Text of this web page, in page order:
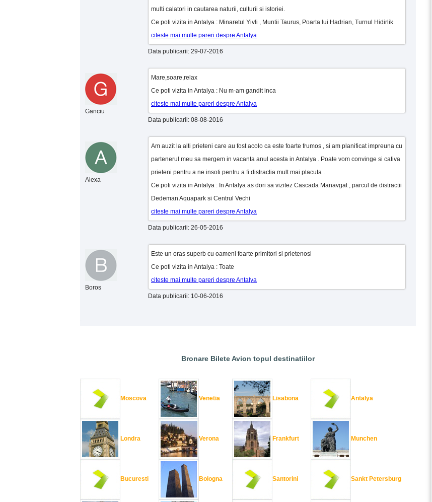
multi calatori in cautarea naturii, culturii si istoriei.
Ce poti vizita in Antalya : Minaretul Yivli , Muntii Taurus, Poarta lui Hadrian, Turnul Hidirlik
citeste mai multe pareri despre Antalya
Data publicarii: 29-07-2016
Ganciu
Mare,soare,relax
Ce poti vizita in Antalya : Nu m-am gandit inca
citeste mai multe pareri despre Antalya
Data publicarii: 08-08-2016
Alexa
Am auzit la alti prieteni care au fost acolo ca este foarte frumos , si am planificat impreuna cu
partenerul meu sa mergem in vacanta anul acesta in Antalya . Poate vom convinge si cativa
prieteni pentru a ne insoti pentru a fi distractia mult mai placuta .
Ce poti vizita in Antalya : In Antalya as dori sa vizitez Cascada Manavgat , parcul de distractii
Dedeman Aquapark si Centrul Vechi
citeste mai multe pareri despre Antalya
Data publicarii: 26-05-2016
Boros
Este un oras superb cu oameni foarte primitori si prietenosi
Ce poti vizita in Antalya : Toate
citeste mai multe pareri despre Antalya
Data publicarii: 10-06-2016
.
Bronare Bilete Avion topul destinatiilor
Moscova
Londra
Bucuresti
Venetia
Verona
Bologna
Lisabona
Frankfurt
Santorini
Antalya
Munchen
Sankt Petersburg